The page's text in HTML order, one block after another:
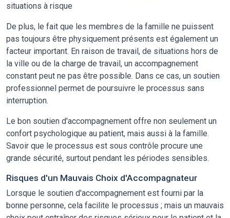
situations à risque
De plus, le fait que les membres de la famille ne puissent
pas toujours être physiquement présents est également un
facteur important. En raison de travail, de situations hors de
la ville ou de la charge de travail, un accompagnement
constant peut ne pas être possible. Dans ce cas, un soutien
professionnel permet de poursuivre le processus sans
interruption.
Le bon soutien d'accompagnement offre non seulement un
confort psychologique au patient, mais aussi à la famille.
Savoir que le processus est sous contrôle procure une
grande sécurité, surtout pendant les périodes sensibles.
Risques d'un Mauvais Choix d'Accompagnateur
Lorsque le soutien d'accompagnement est fourni par la
bonne personne, cela facilite le processus ; mais un mauvais